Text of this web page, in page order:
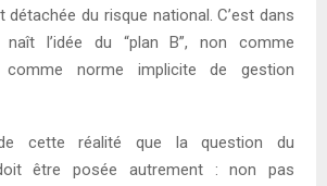
détachée du risque national. C’est dans
l’idée du “plan B”, non comme
comme norme implicite de gestion
cette réalité que la question du
être posée autrement : non pas